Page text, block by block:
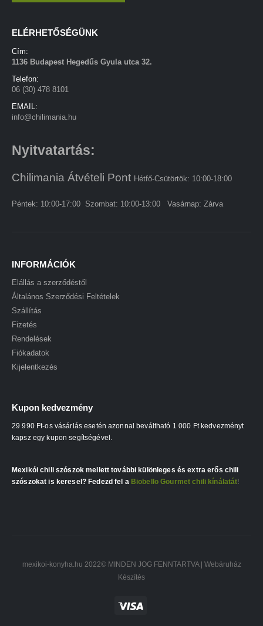
ELÉRHETŐSÉGÜNK
Cím:
1136 Budapest Hegedűs Gyula utca 32.
Telefon:
06 (30) 478 8101
EMAIL:
info@chilimania.hu
Nyitvatartás:
Chilimania Átvételi Pont Hétfő-Csütörtök: 10:00-18:00
Péntek: 10:00-17:00 Szombat: 10:00-13:00 Vasárnap: Zárva
INFORMÁCIÓK
Elállás a szerződéstől
Általános Szerződési Feltételek
Szállítás
Fizetés
Rendelések
Fiókadatok
Kijelentkezés
Kupon kedvezmény
29 990 Ft-os vásárlás esetén azonnal beváltható 1 000 Ft kedvezményt
kapsz egy kupon segítségével.
Mexikói chili szószok mellett további különleges és extra erős chili
szószokat is keresel? Fedezd fel a Biobello Gourmet chili kínálatát!
mexikoi-konyha.hu 2022© MINDEN JOG FENNTARTVA | Webáruház
Készítés